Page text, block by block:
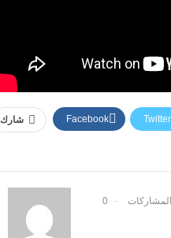
شارك Facebook Twitter
0